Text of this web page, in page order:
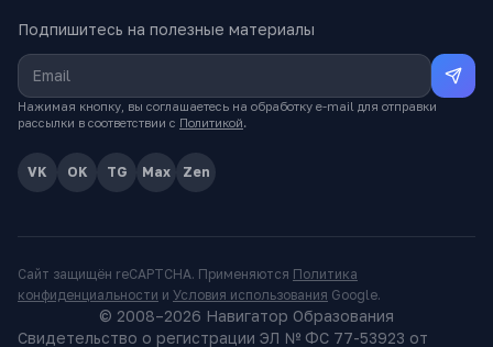
Подпишитесь на полезные материалы
Нажимая кнопку, вы соглашаетесь на обработку e-mail для отправки
рассылки в соответствии с Политикой.
VK OK TG Max Zen
Сайт защищён reCAPTCHA. Применяются Политика
конфиденциальности и Условия использования Google.
© 2008–2026 Навигатор Образования
Свидетельство о регистрации ЭЛ № ФС 77-53923 от